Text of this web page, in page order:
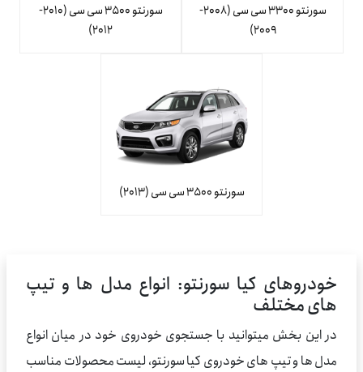
سورنتو 3300 سی سی (2008-
2009)
سورنتو 3500 سی سی (2010-
2012)
سورنتو 3500 سی سی (2013)
خودروهای کیا سورنتو: انواع مدل ها و تیپ
های مختلف
در این بخش میتوانید با جستجوی خودروی خود در میان انواع
مدل ها و تیپ های خودروی کیا سورنتو، لیست محصولات مناسب